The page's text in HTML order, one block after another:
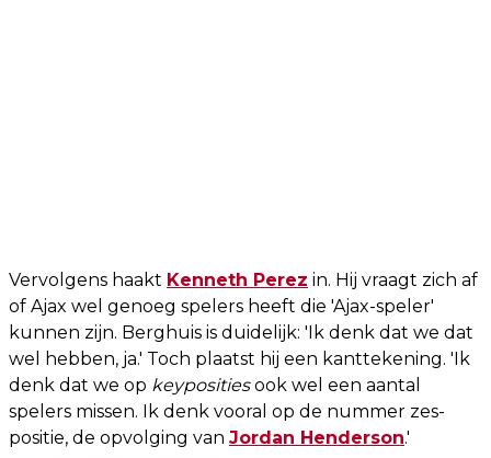
Vervolgens haakt Kenneth Perez in. Hij vraagt zich af
of Ajax wel genoeg spelers heeft die 'Ajax-speler'
kunnen zijn. Berghuis is duidelijk: 'Ik denk dat we dat
wel hebben, ja.' Toch plaatst hij een kanttekening. 'Ik
denk dat we op keypositiesook wel een aantal
spelers missen. Ik denk vooral op de nummer zes-
positie, de opvolging van Jordan Henderson.'